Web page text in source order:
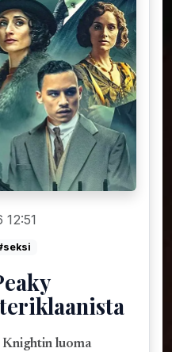
12:51
Knightin luoma